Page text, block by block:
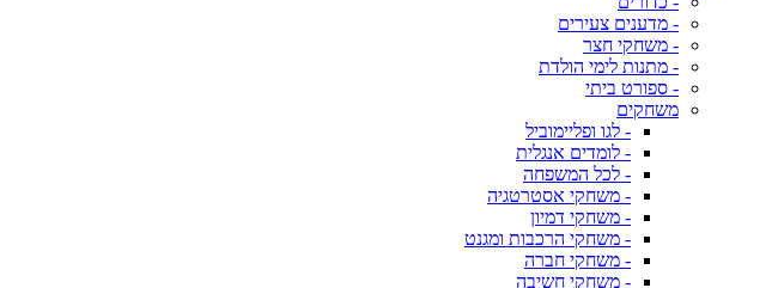
- מדענים צעירים
- משחקי חצר
- מתנות לימי הולדת
- ספורט ביתי
משחקים
- לגו ופליימוביל
- לומדים אנגלית
- לכל המשפחה
- משחקי אסטרטגיה
- משחקי דמיון
- משחקי הרכבות ומגנט
- משחקי חברה
- משחקי חשיבה